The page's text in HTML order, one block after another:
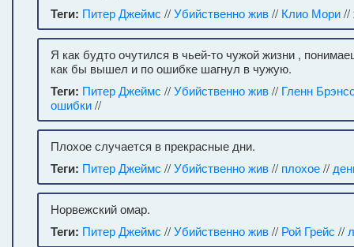
Теги: Питер Джеймс //Убийственно жив// Клио Мори//
Я как будто очутился в чьей-то чужой жизни ,
как бы вышел и по ошибке шагнул в чужую.
Теги: Питер Джеймс //Убийственно жив// Гленн
ошибки//
Плохое случается в прекрасные дни.
Теги: Питер Джеймс //Убийственно жив// плохое//
Норвежский омар.
Теги: Питер Джеймс //Убийственно жив// Рой Грейс //